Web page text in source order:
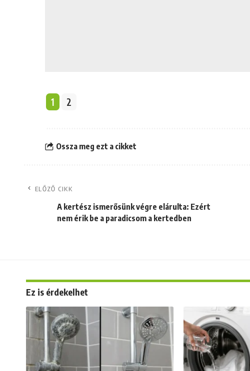
1 2
Ossza meg ezt a cikket
ELŐZŐ CIKK
A kertész ismerősünk végre elárulta: Ezért
nem érik be a paradicsom a kertedben
Ez is érdekelhet